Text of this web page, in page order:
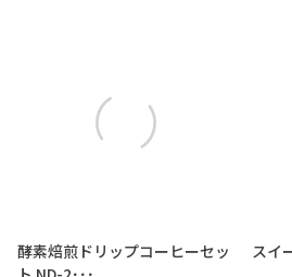
酵素焙煎ドリップコーヒーセッ
スイ